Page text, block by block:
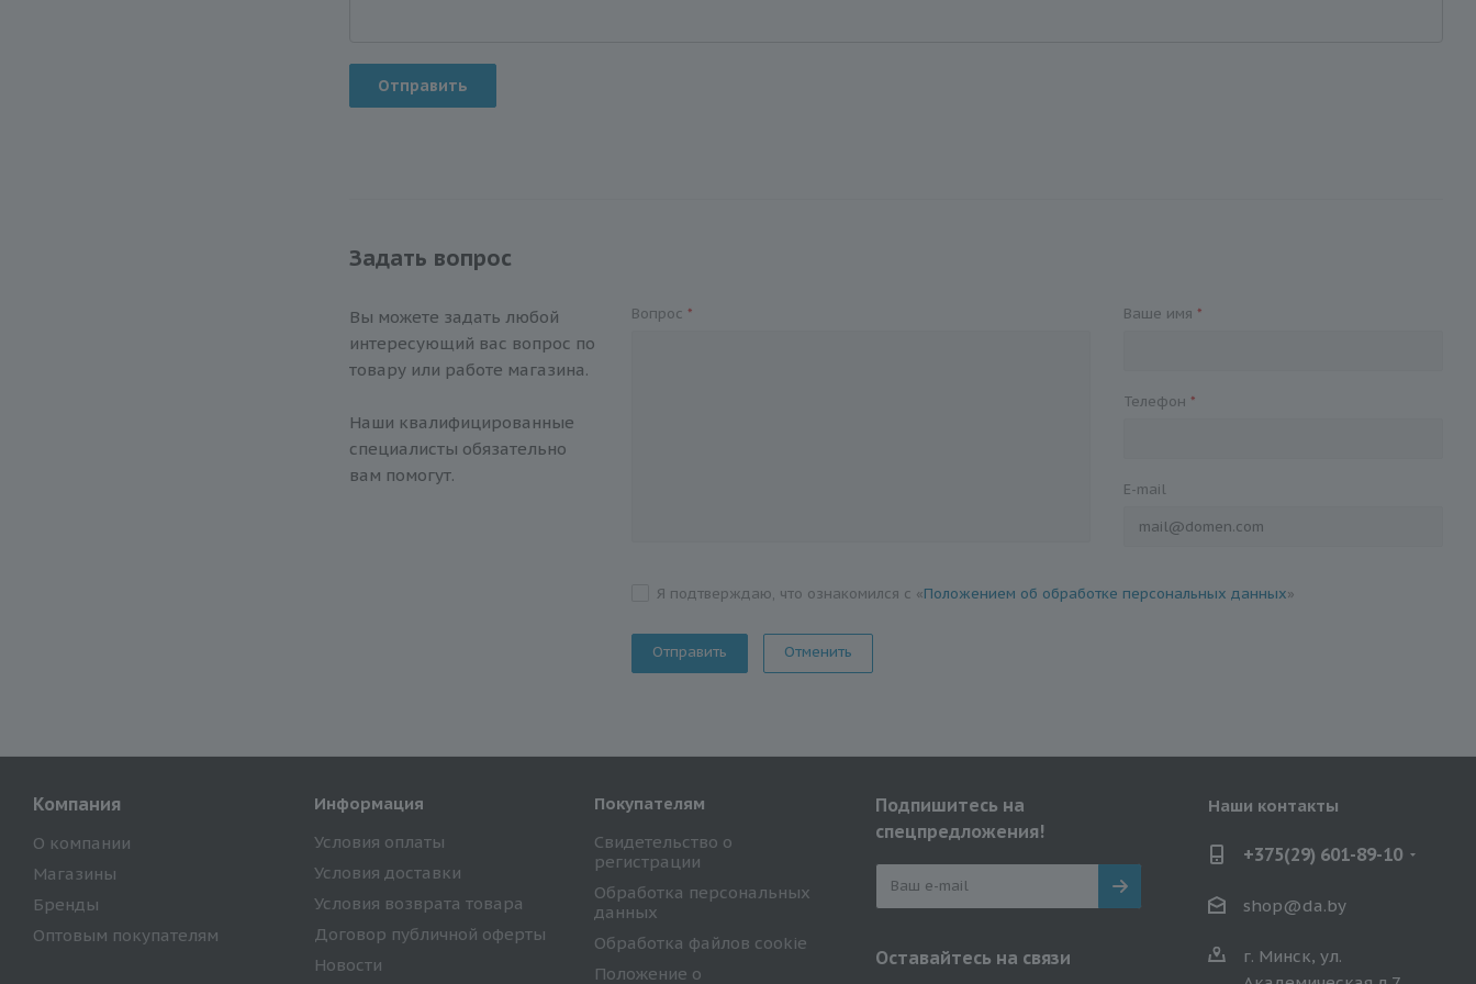
Отправить
Задать вопрос
Вы можете задать любой
интересующий вас вопрос по
товару или работе магазина.
Наши квалифицированные
специалисты обязательно
вам помогут.
Вопрос * Ваше имя*
Телефон*
E-mail
Я подтверждаю, что ознакомился с «Положением об обработке персональных данных»
Отменить
Компания
О компании
Магазины
Бренды
Оптовым покупателям
Информация
Условия оплаты
Условия доставки
Условия возврата товара
Договор публичной оферты
Новости
Покупателям
Свидетельство о
регистрации
Обработка персональных
данных
Обработка файлов cookie
Положение о
Подпишитесь на
спецпредложения!
Оставайтесь на связи
Наши контакты
+375(29) 601-89-10
shop@da.by
г. Минск, ул.